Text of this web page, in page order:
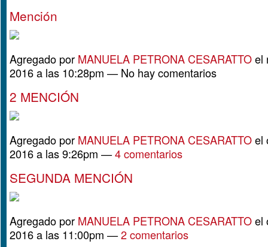
Mención
Agregado por MANUELA PETRONA CESARATTOel
2016 a las 10:28pm — No hay comentarios
2 MENCIÓN
Agregado por MANUELA PETRONA CESARATTOel
2016 a las 9:26pm —4 comentarios
SEGUNDA MENCIÓN
Agregado por MANUELA PETRONA CESARATTOel
2016 a las 11:00pm —2 comentarios